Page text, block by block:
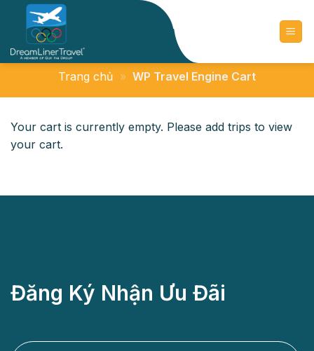
Chuyển
dung
Trang chủ » WP Travel Engine Cart
Your cart is currently empty. Please add trips to view
your cart.
Đăng Ký Nhận Ưu Đãi